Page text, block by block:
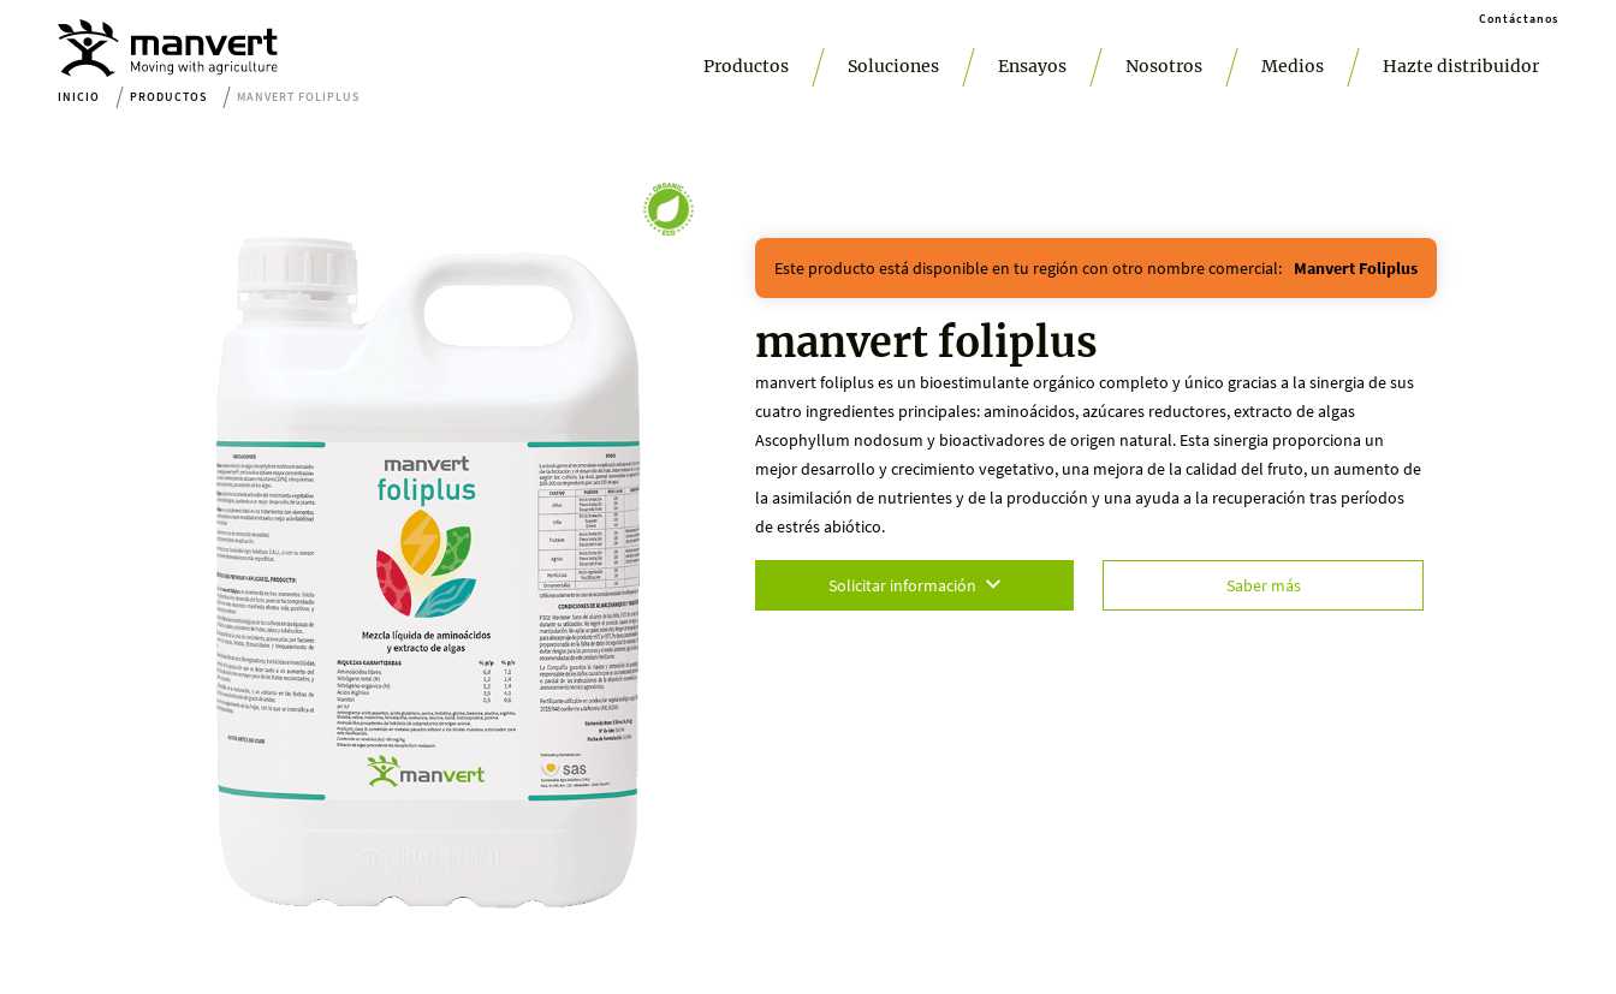
Contáctanos
Productos Soluciones Ensayos Nosotros Medios Hazte distribuidor
INICIO PRODUCTOS MANVERT FOLIPLUS
Este producto está disponible en tu región con otro nombre comercial: Manvert Foliplus
manvert foliplus
manvert foliplus es un bioestimulante orgánico completo y único gracias a la sinergia de sus
cuatro ingredientes principales: aminoácidos, azúcares reductores, extracto de algas
Ascophyllum nodosum y bioactivadores de origen natural. Esta sinergia proporciona un
mejor desarrollo y crecimiento vegetativo, una mejora de la calidad del fruto, un aumento de
la asimilación de nutrientes y de la producción y una ayuda a la recuperación tras períodos
de estrés abiótico.
Solicitar información Saber más